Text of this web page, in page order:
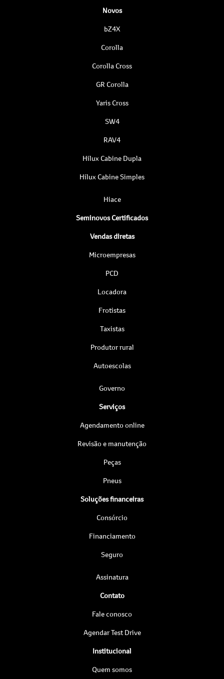
Novos
bZ4X
Corolla
Corolla Cross
GR Corolla
Yaris Cross
SW4
RAV4
Hilux Cabine Dupla
Hilux Cabine Simples
Hiace
Seminovos Certificados
Vendas diretas
Microempresas
PCD
Locadora
Frotistas
Taxistas
Produtor rural
Autoescolas
Governo
Serviços
Agendamento online
Revisão e manutenção
Peças
Pneus
Soluções financeiras
Consórcio
Financiamento
Seguro
Assinatura
Contato
Fale conosco
Agendar Test Drive
Institucional
Quem somos